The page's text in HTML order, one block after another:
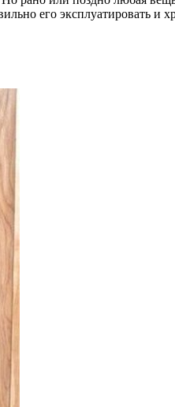
его эксплуатировать и